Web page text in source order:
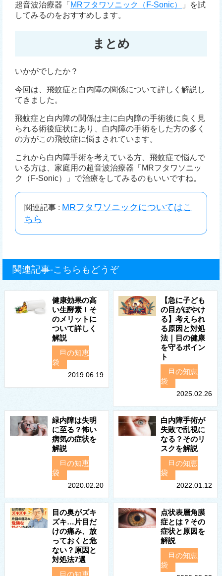
超音波治療器「 MRフタワソニック（F-Sonic）
」を試
してみるのをおすすめします。
まとめ
いかがでしたか？
今回は、飛蚊症と白内障の関係について詳しく解説し
てきました。
飛蚊症と白内障の関係は主に白内障の手術後に良く見
られる術後症状にあり、白内障の手術をした方の多く
の方がこの飛蚊症に悩まされています。
これから白内障手術を考えている方、飛蚊症で悩んで
いる方は、家庭用の超音波治療器「MRフタワソニッ
ク（F-Sonic）」で治療をしてみるのもいいですね。
関連記事 : MRフタワソニックについてはこ
ちら
関連記事-こちらもどうぞ
健康効果の高
い生酵素！そ
のメリットに
ついて詳しく
解説
目の知恵
袋
2019.06.19
【急に子ども
の目がぼやけ
る】考えられ
る原因と対処
法｜目の健康
を守るポイン
ト
目の知恵
袋
2025.02.26
緑内障は失明
に至る？怖い
病気の症状を
解説
目の知恵
袋
2020.02.20
白内障手術が
失敗で乱視に
なる？そのリ
スクを解説
目の知恵
袋
2022.01.12
目の奥がズキ
ズキ…片目だ
けの痛み、放
っておくと危
ない？原因と
対処法7選
目の知恵
点状表層角膜
症とは？その
症状と原因を
解説
目の知恵
袋